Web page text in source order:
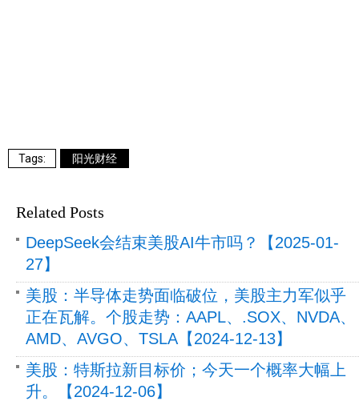
阳光财经
Related Posts
DeepSeek会结束美股AI牛市吗？【2025-01-
27】
美股：半导体走势面临破位，美股主力军似乎
正在瓦解。个股走势：AAPL、.SOX、NVDA、
AMD、AVGO、TSLA【2024-12-13】
美股：特斯拉新目标价；今天一个概率大幅上
升。【2024-12-06】